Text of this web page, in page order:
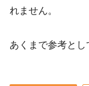
れません。
あくまで参考とし